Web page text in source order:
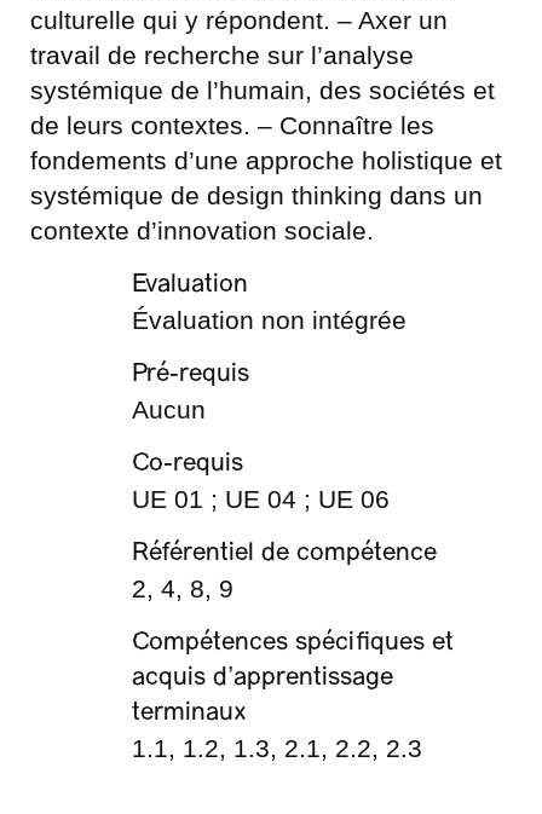
culturelle qui y répondent. – Axer un
travail de recherche sur l’analyse
systémique de l’humain, des sociétés et
de leurs contextes. – Connaître les
fondements d’une approche holistique et
systémique de design thinking dans un
contexte d’innovation sociale.
Evaluation
Évaluation non intégrée
Pré-requis
Aucun
Co-requis
UE 01 ; UE 04 ; UE 06
Référentiel de compétence
2, 4, 8, 9
Compétences spécifiques et
acquis d’apprentissage
terminaux
1.1, 1.2, 1.3, 2.1, 2.2, 2.3